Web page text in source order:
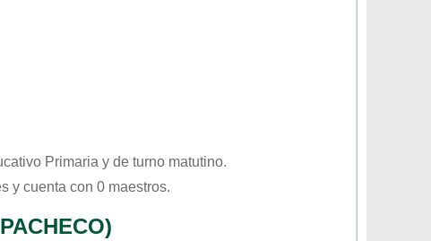
Primaria y de turno matutino.
y cuenta con 0 maestros.